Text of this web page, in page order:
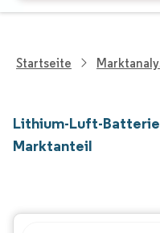
Startseite
Lithium-Luft-
Marktanteil